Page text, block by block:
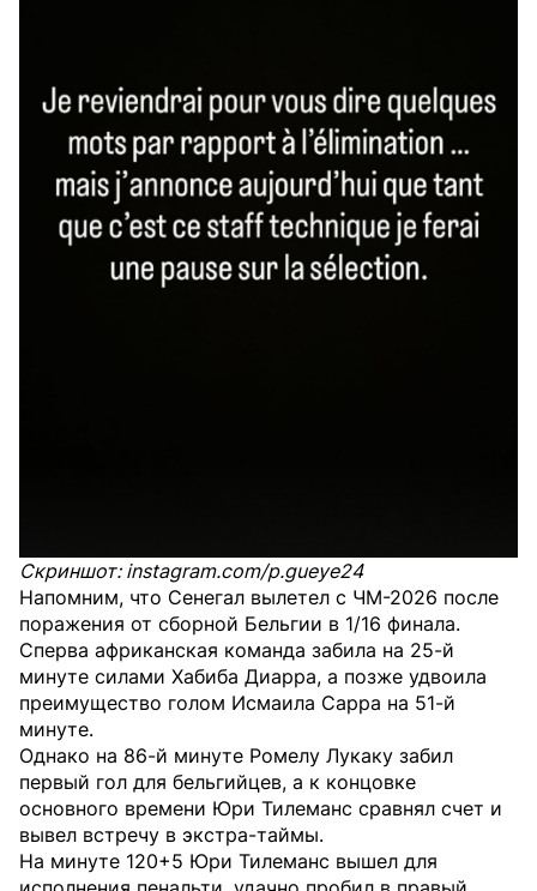
Скриншот: instagram.com/p.gueye24
Напомним, что Сенегал вылетел с ЧМ-2026 после
поражения от сборной Бельгии в 1/16 финала.
Сперва африканская команда забила на 25-й
минуте силами Хабиба Диарра, а позже удвоила
преимущество голом Исмаила Сарра на 51-й
минуте.
Однако на 86-й минуте Ромелу Лукаку забил
первый гол для бельгийцев, а к концовке
основного времени Юри Тилеманс сравнял счет и
вывел встречу в экстра-таймы.
На минуте 120+5 Юри Тилеманс вышел для